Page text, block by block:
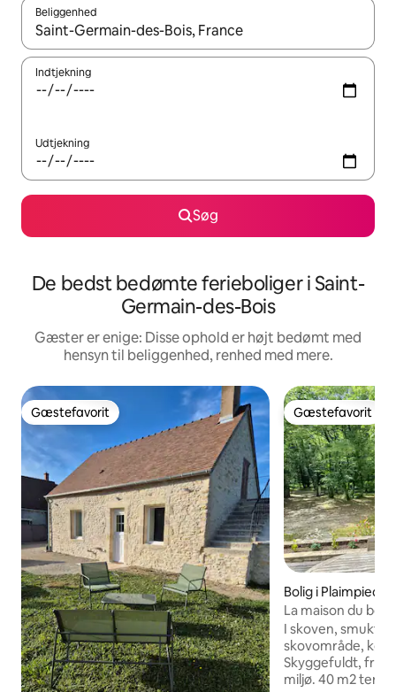
Beliggenhed
Når resultaterne er tilgængelige, skal du navigere med
Indtjekning
Udtjekning
Søg
De bedst bedømte ferieboliger i Saint-
Germain-des-Bois
Gæster er enige: Disse ophold er højt bedømt med
hensyn til beliggenhed, renhed med mere.
Gæstefavorit
Gæstefavorit Gæstefavorit
Gæstefavorit
Bolig i Plaimpied-
La maison du bois 10 minutter fra
Bourges 10 min A
I skoven, smukt
skovområde,
Skyggefuldt,
miljø. 40 m2